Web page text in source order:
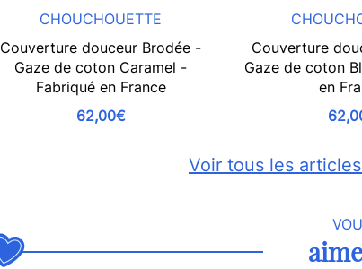
CHOUCHOUETTE
Couverture douceur Brodée -
Gaze de coton Caramel -
Fabriqué en France
62,00€
Couverture
Gaze de coton
en
Voir tous les